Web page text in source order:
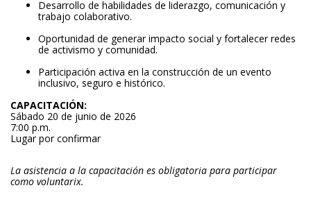
Desarrollo de habilidades de liderazgo, comunicación y
trabajo colaborativo.
Oportunidad de generar impacto social y fortalecer redes
de activismo y comunidad.
Participación activa en la construcción de un evento
inclusivo, seguro e histórico.
CAPACITACIÓN:
Sábado 20 de junio de 2026
7:00 p.m.
Lugar por confirmar
La asistencia a la capacitación es obligatoria para participar
como voluntarix.